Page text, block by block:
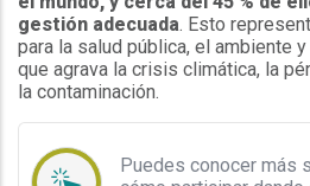
gestión adecuada. Esto
para la salud pública, el ambiente
que agrava la crisis climática, la
la contaminación.
Puedes conocer más